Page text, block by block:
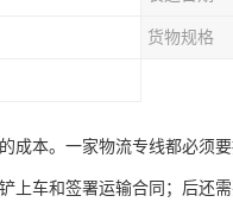
货物规格
成本。一家物流专线都必须
上车和签署运输合同；后还